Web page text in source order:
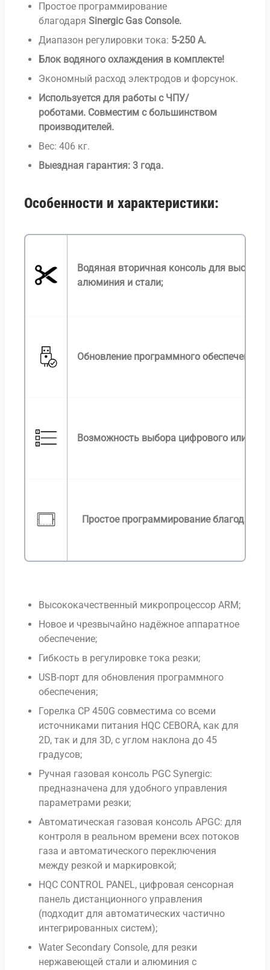
Простое программирование
благодаря Sinergic Gas Console.
Диапазон регулировки тока: 5-250 А.
Блок водяного охлаждения в комплекте!
Экономный расход электродов и форсунок.
Используется для работы с ЧПУ/
роботами. Совместим с большинством
производителей.
Вес: 406 кг.
Выездная гарантия: 3 года.
Особенности и характеристики:
Водяная вторичная консоль для
алюминия и стали;
Обновление программного обеспечения
Возможность выбора цифрового или
Простое программирование благодаря
Высококачественный микропроцессор ARM;
Новое и чрезвычайно надёжное аппаратное
обеспечение;
Гибкость в регулировке тока резки;
USB-порт для обновления программного
обеспечения;
Горелка CP 450G совместима со всеми
источниками питания HQC CEBORA, как для
2D, так и для 3D, с углом наклона до 45
градусов;
Ручная газовая консоль PGC Synergic:
предназначена для удобного управления
параметрами резки;
Автоматическая газовая консоль APGC: для
контроля в реальном времени всех потоков
газа и автоматического переключения
между резкой и маркировкой;
HQC CONTROL PANEL, цифровая сенсорная
панель дистанционного управления
(подходит для автоматических частично
интегрированных систем);
Water Secondary Console, для резки
нержавеющей стали и алюминия с